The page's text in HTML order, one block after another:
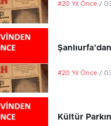
#20 Yıl Önce /
#20 Yıl Önce /
Kültür